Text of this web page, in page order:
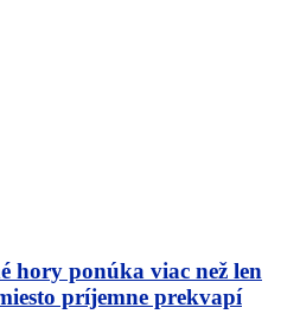
hory ponúka viac než len
príjemne prekvapí